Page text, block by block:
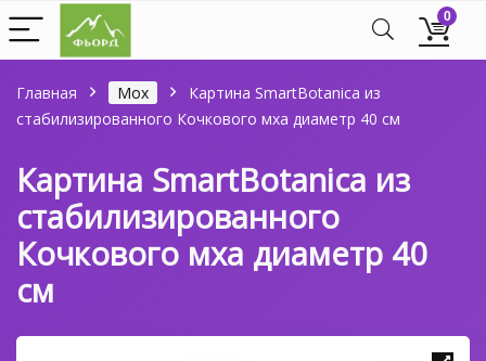
0
Главная Мох
Картина SmartBotanica из
стабилизированного Кочкового мха диаметр 40 см
Картина SmartBotanica из
стабилизированного
Кочкового мха диаметр 40
см